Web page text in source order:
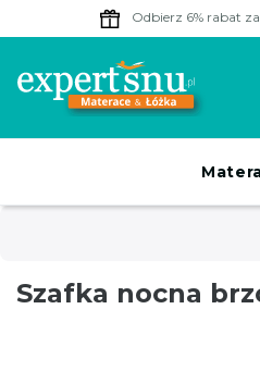
Odbierz 6% rabat
Szafka nocna